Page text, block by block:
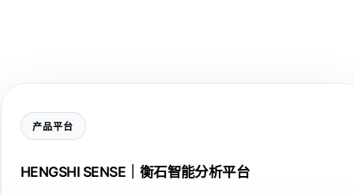
产品平台
HENGSHI SENSE｜衡石智能分析平台